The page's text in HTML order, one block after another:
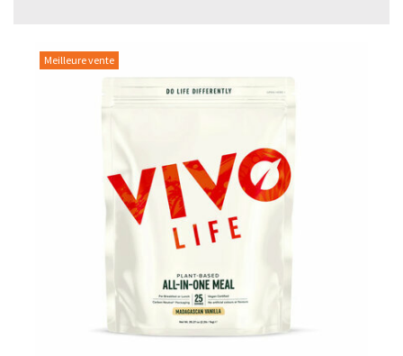
Meilleure vente